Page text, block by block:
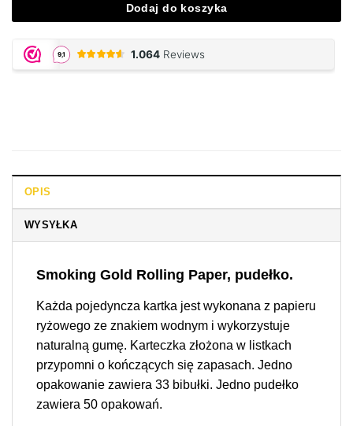
Dodaj do koszyka
OPIS
WYSYŁKA
Smoking Gold Rolling Paper, pudełko.
Każda pojedyncza kartka jest wykonana z papieru
ryżowego ze znakiem wodnym i wykorzystuje
naturalną gumę. Karteczka złożona w listkach
przypomni o kończących się zapasach. Jedno
opakowanie zawiera 33 bibułki. Jedno pudełko
zawiera 50 opakowań.